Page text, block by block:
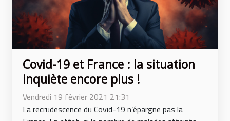
Covid-19 et France : la situation
inquiète encore plus !
Vendredi 19 février 2021 21:31
La recrudescence du Covid-19 n’épargne pas la